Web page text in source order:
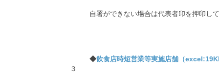
自署ができない場合は代表者印を押印し
３
◆飲食店時短営業等実施店舗（